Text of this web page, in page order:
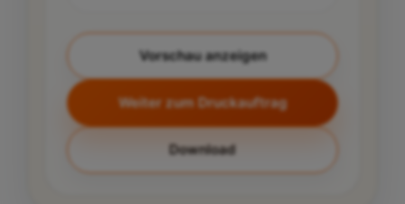
Vorschau anzeigen
Weiter zum Druckauftrag
Download